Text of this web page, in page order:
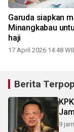
Garuda siapkan
Minangkabau
haji
17 April 2026 14:48
Berita
9